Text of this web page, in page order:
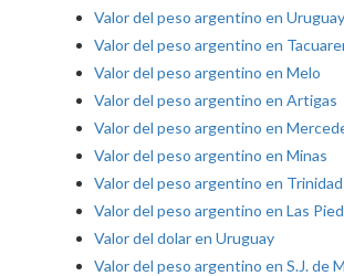
Valor del peso argentino en Uruguay
Valor del peso argentino en
Valor del peso argentino en Melo
Valor del peso argentino en Artigas
Valor del peso argentino en
Valor del peso argentino en Minas
Valor del peso argentino en Trinidad
Valor del peso argentino en Las
Valor del dolar en Uruguay
Valor del peso argentino en S.J. de